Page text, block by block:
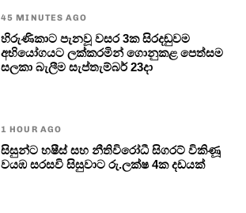
45 MINUTES AGO
හිරුණිකාට පැනවූ වසර 3ක සිරදඬුවම
අභියෝගයට ලක්කරමින් ගොනුකළ පෙත්සම
සලකා බැලීම සැප්තැම්බර් 23දා
1 HOUR AGO
සිසුන්ට හෂීස් සහ නීතිවිරෝධී සිගරට් විකිණූ
වයඹ සරසවි සිසුවාට රු.ලක්ෂ 4ක දඩයක්